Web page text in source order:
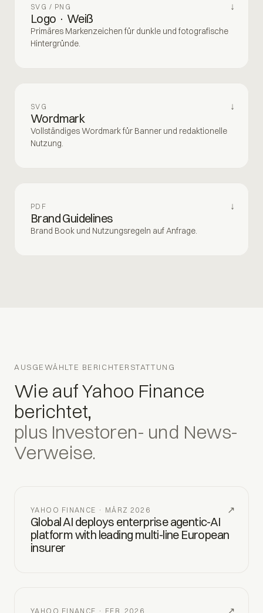
SVG / PNG
Logo · Weiß
Primäres Markenzeichen für dunkle und fotografische
Hintergründe.
↓
SVG
Wordmark
Vollständiges Wordmark für Banner und redaktionelle
Nutzung.
↓
PDF
Brand Guidelines
Brand Book und Nutzungsregeln auf Anfrage.
↓
AUSGEWÄHLTE BERICHTERSTATTUNG
Wie auf Yahoo Finance
berichtet,
plus Investoren- und News-
Verweise.
YAHOO FINANCE · MÄRZ 2026
Global AI deploys enterprise agentic-AI
platform with leading multi-line European
insurer
↗
YAHOO FINANCE · FEB. 2026 ↗